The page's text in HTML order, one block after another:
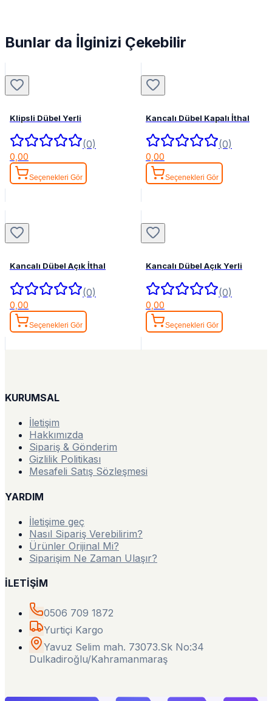
Bunlar da İlginizi Çekebilir
Klipsli Dübel Yerli
(0)
0,00
Seçenekleri Gör
Kancalı Dübel Kapalı İthal
(0)
0,00
Seçenekleri Gör
Kancalı Dübel Açık İthal
(0)
0,00
Seçenekleri Gör
Kancalı Dübel Açık Yerli
(0)
0,00
Seçenekleri Gör
KURUMSAL
İletişim
Hakkımızda
Sipariş & Gönderim
Gizlilik Politikası
Mesafeli Satış Sözleşmesi
YARDIM
İletişime geç
Nasıl Sipariş Verebilirim?
Ürünler Orijinal Mi?
Siparişim Ne Zaman Ulaşır?
İLETİŞİM
0506 709 1872
Yurtiçi Kargo
Yavuz Selim mah. 73073.Sk No:34
Dulkadiroğlu/Kahramanmaraş